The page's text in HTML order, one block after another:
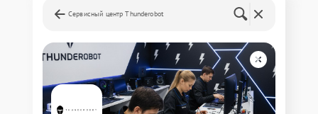
Сервисный центр Thunderobot